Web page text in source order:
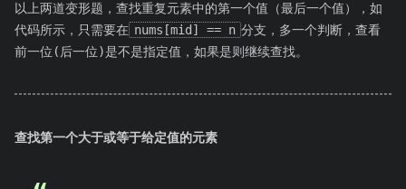
以上两道变形题，查找重复元素中的第一个值（最后一个值），如
代码所示，只需要在 nums[mid] == n 分支，多一个判断，查看
前一位(后一位)是不是指定值，如果是则继续查找。
查找第一个大于或等于给定值的元素